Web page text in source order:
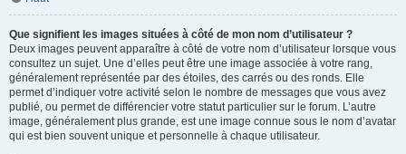
Que signifient les images situées à côté de mon nom d’utilisateur ?
Deux images peuvent apparaître à côté de votre nom d’utilisateur lorsque vous
consultez un sujet. Une d’elles peut être une image associée à votre rang,
généralement représentée par des étoiles, des carrés ou des ronds. Elle
permet d’indiquer votre activité selon le nombre de messages que vous avez
publié, ou permet de différencier votre statut particulier sur le forum. L’autre
image, généralement plus grande, est une image connue sous le nom d’avatar
qui est bien souvent unique et personnelle à chaque utilisateur.